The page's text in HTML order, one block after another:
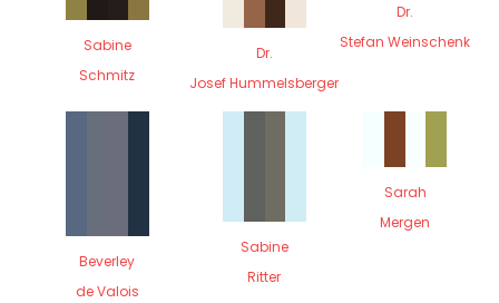
Sabine
Schmitz
Dr.
Josef Hummelsberger
Dr.
Stefan Weinschenk
Beverley
de Valois
Sabine
Ritter
Sarah
Mergen